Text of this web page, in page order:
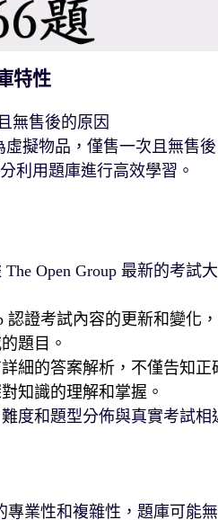
特性
無售後的原因
虛擬物品，僅售一次且無售
利用題庫進行高效學習。
Open Group 最新的考試
認證考試內容的更新和變化
題目。
細的答案解析，不僅告知
知識的理解和掌握。
度和題型分佈與真實考試
專業性和複雜性，題庫可能